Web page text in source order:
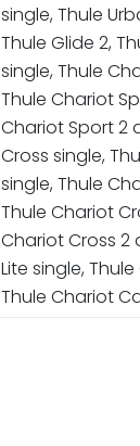
single, Thule
Thule Glide 2,
single, Thule
Thule Chariot
Chariot Sport 2
Cross single,
single, Thule
Thule Chariot
Chariot Cross 2
Lite single,
Thule Chariot